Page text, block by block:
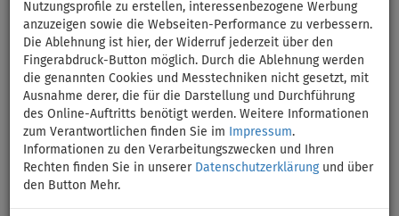
Nutzungsprofile zu erstellen, interessenbezogene Werbung
anzuzeigen sowie die Webseiten-Performance zu verbessern.
Die Ablehnung ist hier, der Widerruf jederzeit über den
Fingerabdruck-Button möglich. Durch die Ablehnung werden
die genannten Cookies und Messtechniken nicht gesetzt, mit
Ausnahme derer, die für die Darstellung und Durchführung
des Online-Auftritts benötigt werden. Weitere Informationen
zum Verantwortlichen finden Sie im
Impressum.
Informationen zu den Verarbeitungszwecken und Ihren
Rechten finden Sie in unserer Datenschutzerklärungund über
den Button Mehr.
T-Shirt Herren
PADDLEBOARDING WHITE lycra
langarm - Größe: XS
BIS
-16 %
UNSER
TIPP
Previous